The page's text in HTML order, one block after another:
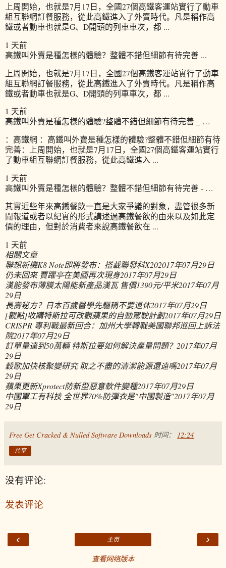
上周開始，也就是7月17日，全國27個高鐵客運站實行了動車
組互聯網訂餐服務，從此高鐵進入了外賣時代。凡是稱作高
鐵或者動車也就是G、D開頭的列車車次，都 ...
1 天前
高鐵叫外賣是種怎樣的體驗？整體不錯但細節有待完善 ...
上周開始，也就是7月17日，全國27個高鐵客運站實行了動車
組互聯網訂餐服務，從此高鐵進入了外賣時代。凡是稱作高
鐵或者動車也就是G、D開頭的列車車次，都 ...
1 天前
高鐵叫外賣是種怎樣的體驗?整體不錯但細節有待完善 _ …
：高鐵網 ：高鐵叫外賣是種怎樣的體驗?整體不錯但細節有待
完善：上周開始，也就是7月17日，全國27個高鐵客運站實行
了動車組互聯網訂餐服務，從此高鐵進入 ...
1 天前
高鐵叫外賣是種怎樣的體驗？整體不錯但細節有待完善 - …
其實近些年來高鐵餐飲一直是大家爭議的對象，盡管很多新
聞報道或者以紀實的形式講述過高鐵餐飲的由來以及如此定
價的理由，但對於消費者來說高鐵餐飲在 ...
1 天前
相關文章
聯想新機K8 Note即將發布：搭載聯發科X202017年07月29日
仍未回來 賈躍亭在美國再次現身2017年07月29日
漢能發布薄膜太陽能新產品漢瓦 售價1390元/平米2017年07月
29日
長壽秘方？日本百歲醫學先驅稱不要退休2017年07月29日
[觀點]收購特斯拉可改觀蘋果的自動駕駛計劃2017年07月29日
CRISPR 專利戰最新回合：加州大學轉戰美國聯邦巡回上訴法
院2017年07月29日
訂單量達到50萬輛 特斯拉要如何解決產量問題？ 2017年07月
29日
穀歌加快核聚變研究 取之不盡的清潔能源還遠嗎2017年07月
29日
蘋果更新Xprotect防新型惡意軟件變種2017年07月29日
中國軍工有科技 全世界70%防彈衣是"中國製造"2017年07月
29日
Free Get Cracked & Nulled Software Downloads 时间： 12:24
共享
没有评论:
发表评论
‹ ›
主页
查看网络版本